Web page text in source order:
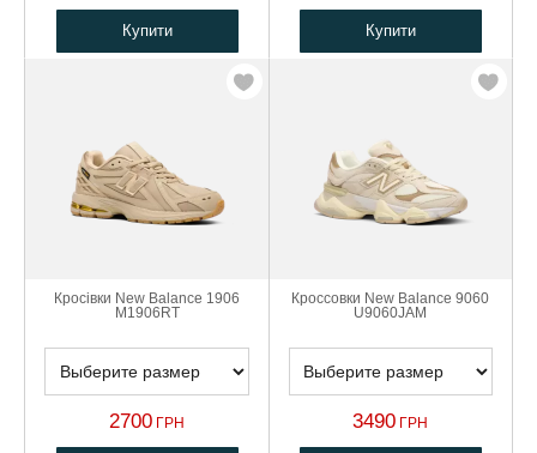
Купити Купити
Кросівки New Balance 1906
M1906RT
2700 ГРН
Кроссовки New Balance 9060
U9060JAM
3490 ГРН